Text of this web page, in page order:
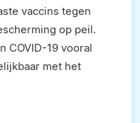
vaccins tegen
op peil.
COVID-19 vooral
met het